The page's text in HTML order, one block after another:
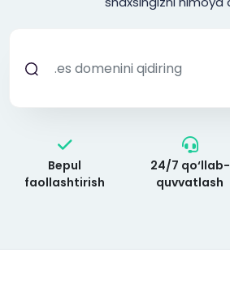
Bepul
faollashtirish
24/7 qo‘llab-
quvvatlash